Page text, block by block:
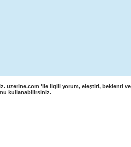
uzerine.com 'ile ilgili yorum, eleştiri, beklenti ve
kullanabilirsiniz.